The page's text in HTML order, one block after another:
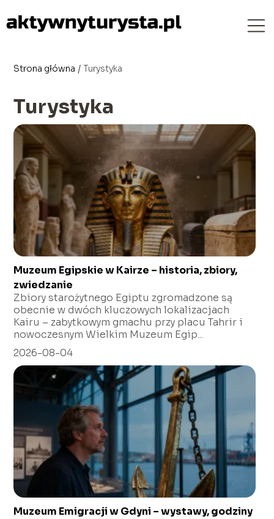
Strona główna /Turystyka
Turystyka
Muzeum Egipskie w Kairze – historia, zbiory,
zwiedzanie
Zbiory starożytnego Egiptu zgromadzone są
obecnie w dwóch kluczowych lokalizacjach
Kairu – zabytkowym gmachu przy placu Tahrir i
nowoczesnym Wielkim Muzeum Egip...
2026-08-04
Muzeum Emigracji w Gdyni – wystawy, godziny